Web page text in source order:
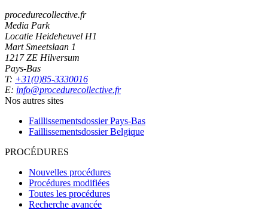
procedurecollective.fr
Media Park
Locatie Heideheuvel H1
Mart Smeetslaan 1
1217 ZE Hilversum
Pays-Bas
T: +31(0)85-3330016
E: info@procedurecollective.fr
Nos autres sites
Faillissementsdossier Pays-Bas
Faillissementsdossier Belgique
PROCÉDURES
Nouvelles procédures
Procédures modifiées
Toutes les procédures
Recherche avancée